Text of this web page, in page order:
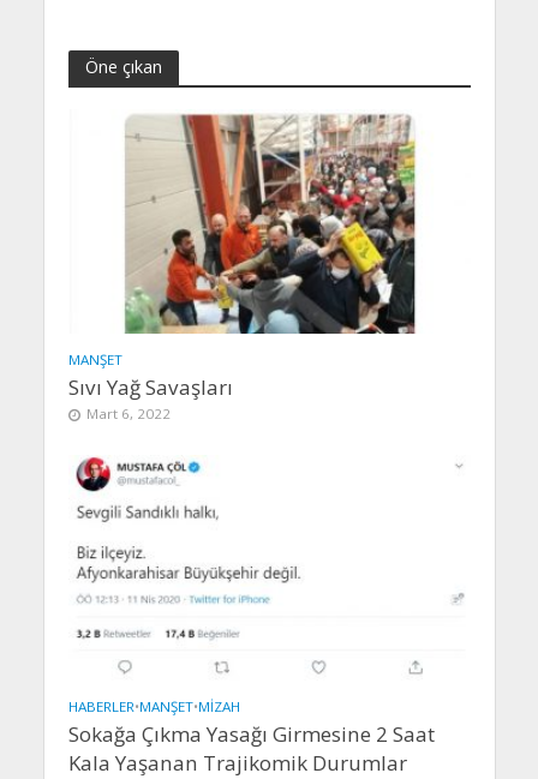
Öne çıkan
MANŞET
Sıvı Yağ Savaşları
Mart 6, 2022
HABERLER•MANŞET•MIZAH
Sokağa Çıkma Yasağı Girmesine 2 Saat
Kala Yaşanan Trajikomik Durumlar